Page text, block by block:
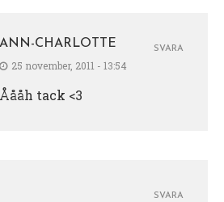
ANN-CHARLOTTE
25 november, 2011 - 13:54
Åååh tack <3
SVARA
SVARA